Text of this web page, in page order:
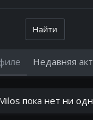
Найти
Недавняя
пока нет ни